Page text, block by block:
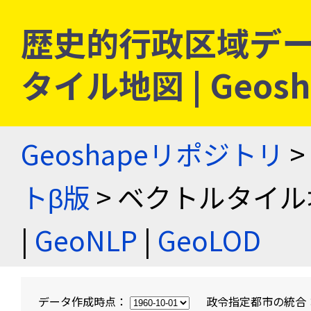
歴史的行政区域デ
タイル地図 |
Geoshapeリポジトリ >
トβ版 > ベクトルタイ
| GeoNLP | GeoLOD
データ作成時点： 政令指定都市の統